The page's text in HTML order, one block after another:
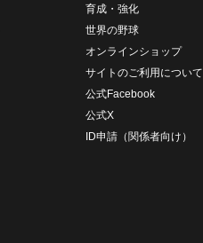
育成・強化
世界の野球
オンラインショップ
サイトのご利用について
公式Facebook
公式X
ID申請（関係者向け）